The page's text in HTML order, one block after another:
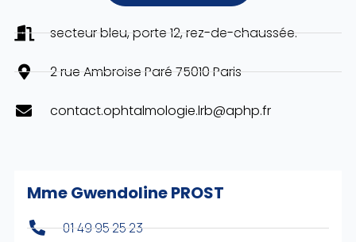
secteur bleu, porte 12, rez-de-chaussée.
2 rue Ambroise Paré 75010 Paris
contact.ophtalmologie.lrb@aphp.fr
Mme Gwendoline PROST
01 49 95 25 23